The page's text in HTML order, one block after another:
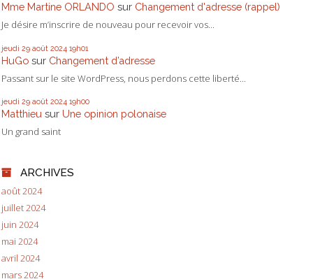
Mme Martine ORLANDO sur Changement d'adresse (rappel)
Je désire m’inscrire de nouveau pour recevoir vos...
jeudi 29 août 2024 19h01
HuGo sur Changement d’adresse
Passant sur le site WordPress, nous perdons cette liberté...
jeudi 29 août 2024 19h00
Matthieu sur Une opinion polonaise
Un grand saint
ARCHIVES
août 2024
juillet 2024
juin 2024
mai 2024
avril 2024
mars 2024